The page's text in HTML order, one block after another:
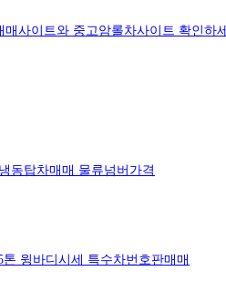
매사이트와 중고암롤차사이트 확인하
동탑차매매 물류넘버가격
윙바디시세 특수차번호판매매